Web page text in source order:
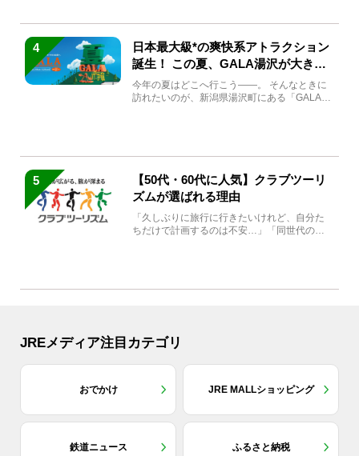
4
日本最大級*の爽快系アトラクション
誕生！ この夏、GALA湯沢が大きく
生まれ変わる
今年の夏はどこへ行こう――。 そんなときに
訪れたいのが、新潟県湯沢町にある「GALA湯
5
【50代・60代に人気】クラブツーリ
ズムが選ばれる理由
「久しぶりに旅行に行きたいけれど、自分た
ちだけで計画するのは不安…」「同世代の方
JREメディア注目カテゴリ
おでかけ JRE MALLショッピング
鉄道ニュース ふるさと納税